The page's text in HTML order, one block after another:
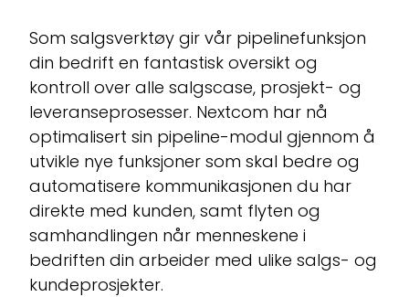
Som salgsverktøy gir vår pipelinefunksjon
din bedrift en fantastisk oversikt og
kontroll over alle salgscase, prosjekt- og
leveranseprosesser. Nextcom har nå
optimalisert sin pipeline-modul gjennom å
utvikle nye funksjoner som skal bedre og
automatisere kommunikasjonen du har
direkte med kunden, samt flyten og
samhandlingen når menneskene i
bedriften din arbeider med ulike salgs- og
kundeprosjekter.